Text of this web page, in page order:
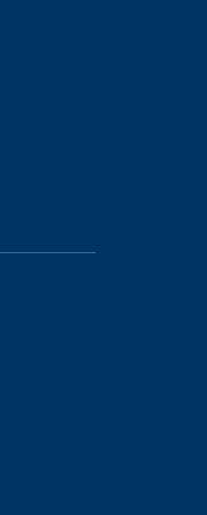
di Arezzo